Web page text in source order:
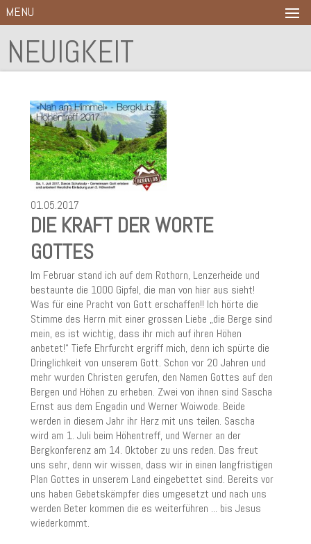
MENU
NEUIGKEIT
01.05.2017
DIE KRAFT DER WORTE
GOTTES
Im Februar stand ich auf dem Rothorn, Lenzerheide und
bestaunte die 1000 Gipfel, die man von hier aus sieht!
Was für eine Pracht von Gott erschaffen!! Ich hörte die
Stimme des Herrn mit einer grossen Liebe „die Berge sind
mein, es ist wichtig, dass ihr mich auf ihren Höhen
anbetet!“ Tiefe Ehrfurcht ergriff mich, denn ich spürte die
Dringlichkeit von unserem Gott. Schon vor 20 Jahren und
mehr wurden Christen gerufen, den Namen Gottes auf den
Bergen und Höhen zu erheben. Zwei von ihnen sind Sascha
Ernst aus dem Engadin und Werner Woiwode. Beide
werden in diesem Jahr ihr Herz mit uns teilen. Sascha
wird am 1. Juli beim Höhentreff, und Werner an der
Bergkonferenz am 14. Oktober zu uns reden. Das freut
uns sehr, denn wir wissen, dass wir in einen langfristigen
Plan Gottes in unserem Land eingebettet sind. Bereits vor
uns haben Gebetskämpfer dies umgesetzt und nach uns
werden Beter kommen die es weiterführen ... bis Jesus
wiederkommt.